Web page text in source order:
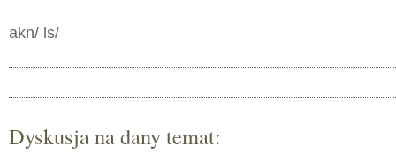
akn/ ls/
Dyskusja na dany temat: